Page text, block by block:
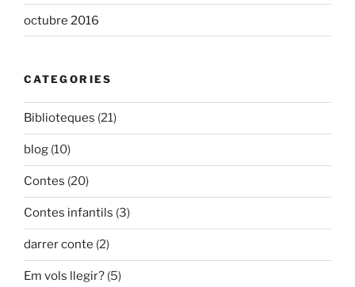
octubre 2016
CATEGORIES
Biblioteques (21)
blog (10)
Contes (20)
Contes infantils (3)
darrer conte (2)
Em vols llegir? (5)